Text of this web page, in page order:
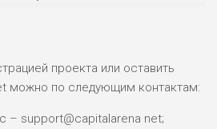
ОБЗОР
проекта или оставить
можно по следующим контактам:
– support@capitalarena net;